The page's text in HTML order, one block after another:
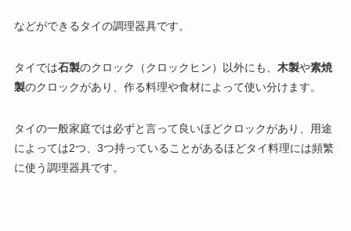
などができるタイの調理器具です。
タイでは石製のクロック（クロックヒン）以外にも、 木製や素焼
製のクロックがあり、作る料理や食材によって使い分けます。
タイの一般家庭では必ずと言って良いほどクロックがあり、用途
によっては2つ、3つ持っていることがあるほどタイ料理には頻繁
に使う調理器具です。